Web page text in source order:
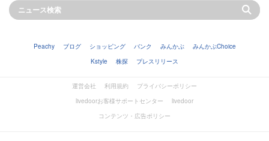
Peachy ブログ ショッピング バンク みんかぶ
みんかぶChoice
Kstyle
株探 プレスリリース
運営会社 利用規約
プライバシーポリシー
livedoorお客様サポートセンター
livedoor
コンテンツ・広告ポリシー